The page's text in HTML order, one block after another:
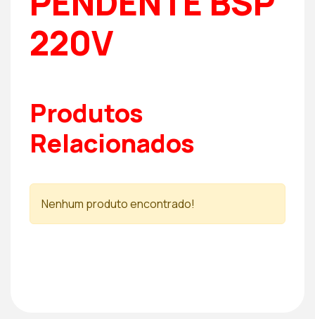
220V
Produtos
Relacionados
Nenhum produto encontrado!